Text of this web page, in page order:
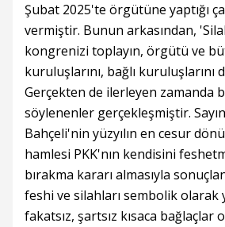
Şubat 2025'te örgütüne yaptığı
vermiştir. Bunun arkasından,
kongrenizi toplayın, örgütü ve
kuruluşlarını, bağlı kuruluşlarını
Gerçekten de ilerleyen zamanda
söylenenler gerçekleşmiştir.
Bahçeli'nin yüzyılın en cesur
hamlesi PKK'nın kendisini
bırakma kararı almasıyla
feshi ve silahları sembolik olarak
fakatsız, şartsız kısaca bağlaçlar